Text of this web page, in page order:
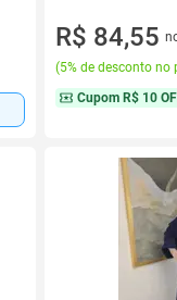
R$ 84,55
(5% de desconto no
Cupom R$ 10